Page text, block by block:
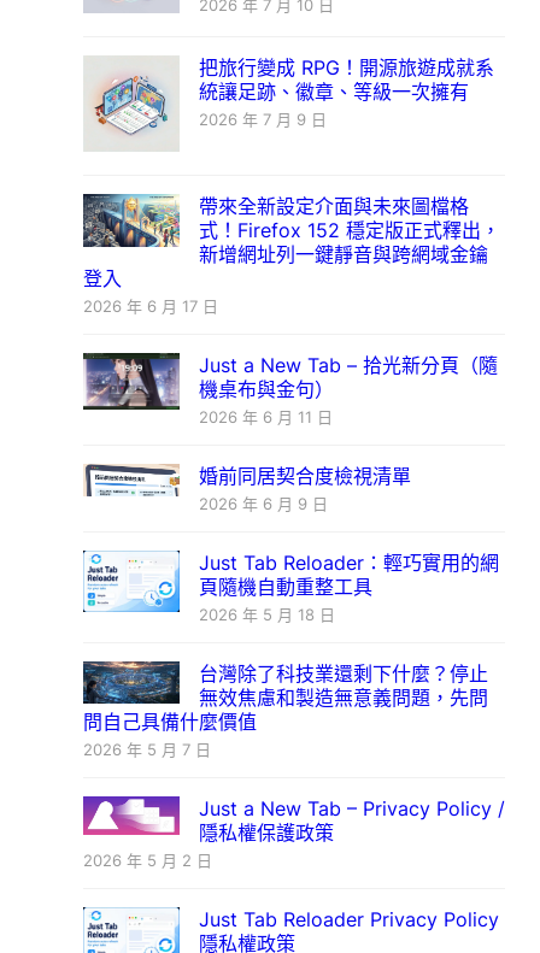
2026 年 7 月 10 日
把旅行變成 RPG！開源旅遊成就系
統讓足跡、徽章、等級一次擁有
2026 年 7 月 9 日
帶來全新設定介面與未來圖檔格
式！Firefox 152 穩定版正式釋出，
新增網址列一鍵靜音與跨網域金鑰
登入
2026 年 6 月 17 日
Just a New Tab – 拾光新分頁（隨
機桌布與金句）
2026 年 6 月 11 日
婚前同居契合度檢視清單
2026 年 6 月 9 日
Just Tab Reloader：輕巧實用的網
頁隨機自動重整工具
2026 年 5 月 18 日
台灣除了科技業還剩下什麼？停止
無效焦慮和製造無意義問題，先問
問自己具備什麼價值
2026 年 5 月 7 日
Just a New Tab – Privacy Policy /
隱私權保護政策
2026 年 5 月 2 日
Just Tab Reloader Privacy Policy
隱私權政策